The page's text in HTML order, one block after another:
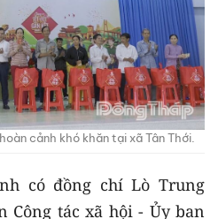
cảnh khó khăn tại xã Tân Thới.
có đồng chí Lò Trung
Công tác xã hội - Ủy ban